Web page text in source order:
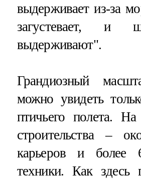
выдерживает из-за
загустевает, и
выдерживают".
Грандиозный
можно увидеть
птичьего полета. На
строительства –
карьеров и более
техники. Как здесь